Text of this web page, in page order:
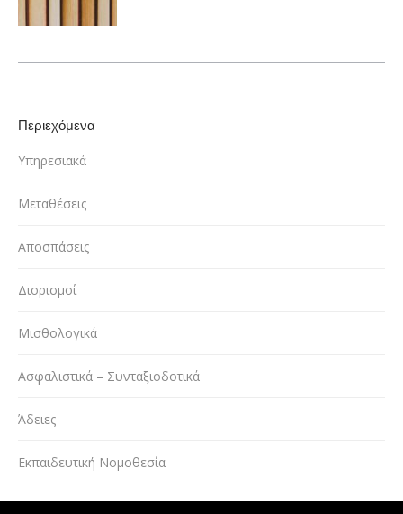
Περιεχόμενα
Υπηρεσιακά
Μεταθέσεις
Αποσπάσεις
Διορισμοί
Μισθολογικά
Ασφαλιστικά – Συνταξιοδοτικά
Άδειες
Εκπαιδευτική Νομοθεσία